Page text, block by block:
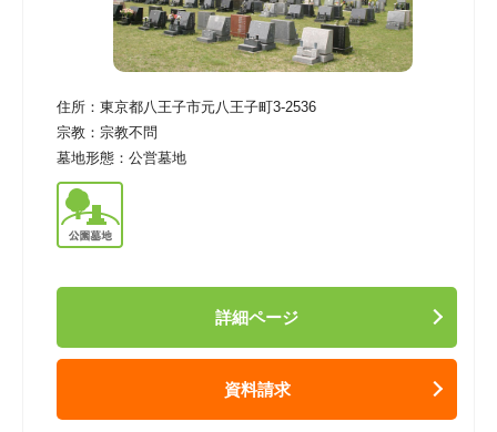
住所： 東京都八王子市元八王子町3-2536
宗教： 宗教不問
墓地形態： 公営墓地
詳細ページ
資料請求